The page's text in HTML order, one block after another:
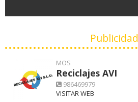
Publicidad
MOS
Reciclajes AVI
986469979
VISITAR WEB